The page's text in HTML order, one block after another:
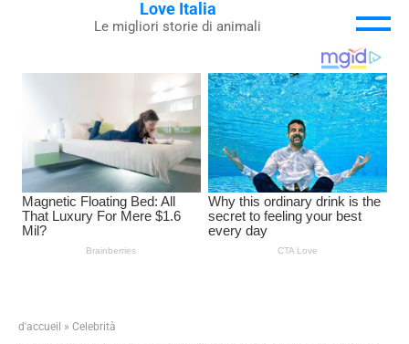
Love Italia
Le migliori storie di animali
d'accueil » Celebrità